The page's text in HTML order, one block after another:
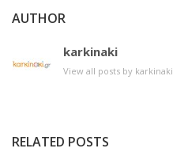
AUTHOR
karkinaki
View all posts by karkinaki
RELATED POSTS